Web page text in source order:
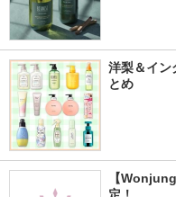
洋梨＆イン
とめ
【